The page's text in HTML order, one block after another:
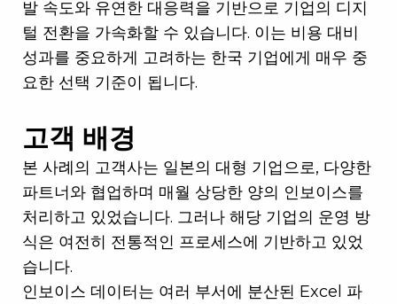
발 속도와 유연한 대응력을 기반으로 기업의 디지
털 전환을 가속화할 수 있습니다. 이는 비용 대비
성과를 중요하게 고려하는 한국 기업에게 매우 중
요한 선택 기준이 됩니다.
고객 배경
본 사례의 고객사는 일본의 대형 기업으로, 다양한
파트너와 협업하며 매월 상당한 양의 인보이스를
처리하고 있었습니다. 그러나 해당 기업의 운영 방
식은 여전히 전통적인 프로세스에 기반하고 있었
습니다.
인보이스 데이터는 여러 부서에 분산된 Excel 파